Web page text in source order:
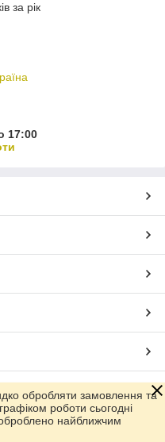
за рік
17:00
Prom.ua
обробляти замовлення та
роботи сьогодні
найближчим